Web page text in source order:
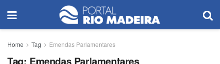
Home Tag Emendas Parlamentares
Tag: Emendas Parlamentares